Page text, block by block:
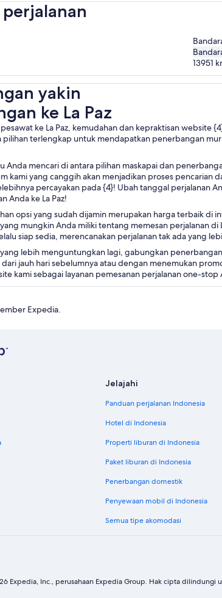
13951
yakin
ke La Paz
ke La Paz, kemudahan dan kepraktisan website
terlengkap untuk mendapatkan penerbangan
Anda mencari di antara pilihan maskapai dan
kami yang canggih akan menjadikan proses
percayakan pada {4}! Ubah tanggal perjalanan
Anda ke La Paz!
opsi yang sudah dijamin merupakan harga terbaik di
mungkin Anda miliki tentang memesan perjalanan
siap sedia, merencanakan perjalanan tak ada yang
lebih menguntungkan lagi, gabungkan
jauh hari sebelumnya atau dengan menemukan
kami sebagai layanan pemesanan perjalanan one-
Paz
Expedia.
Jelajahi
Panduan perjalanan Indonesia
Hotel di Indonesia
Properti liburan di Indonesia
Paket liburan di Indonesia
Penerbangan domestik
Penyewaan mobil di Indonesia
Semua tipe akomodasi
Expedia, Inc., perusahaan Expedia Group. Hak cipta dilindungi